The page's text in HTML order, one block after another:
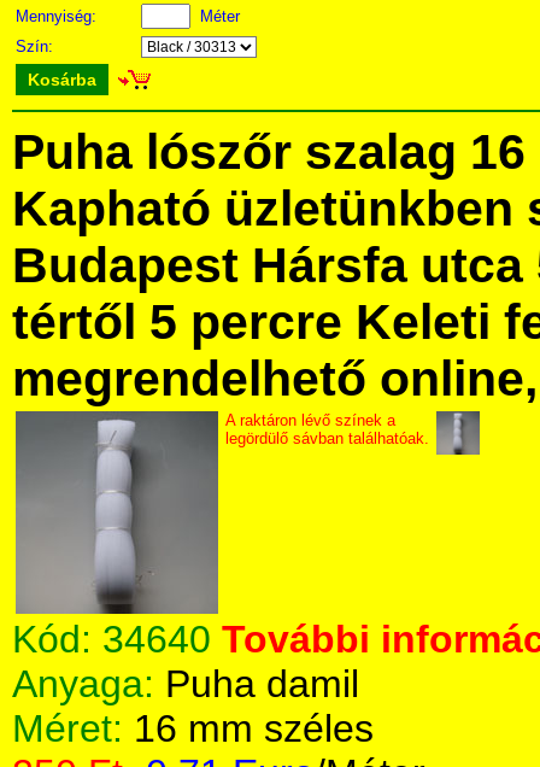
Mennyiség:
Méter
Szín:
Kosárba
Puha lószőr szalag
Kapható üzletünkben
Budapest Hársfa utca
tértől 5 percre Keleti
megrendelhető
A raktáron lévő színek a
legördülő sávban találhatóak.
Kód: 34640 További
Anyaga: Puha damil
Méret: 16 mm széles